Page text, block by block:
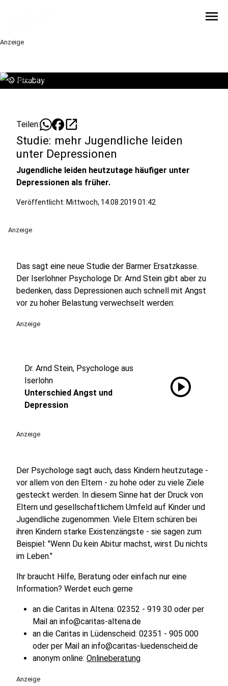
menu
Anzeige
© Pixabay
Teilen: open_in_new
Studie: mehr Jugendliche leiden
unter Depressionen
Jugendliche leiden heutzutage häufiger unter
Depressionen als früher.
Veröffentlicht: Mittwoch, 14.08.2019 01:42
Anzeige
Das sagt eine neue Studie der Barmer Ersatzkasse.
Der Iserlohner Psychologe Dr. Arnd Stein gibt aber zu
bedenken, dass Depressionen auch schnell mit Angst
vor zu hoher Belastung verwechselt werden:
Anzeige
Dr. Arnd Stein, Psychologe aus
Iserlohn
Unterschied Angst und
Depression
play_circle
Anzeige
Der Psychologe sagt auch, dass Kindern heutzutage -
vor allem von den Eltern - zu hohe oder zu viele Ziele
gesteckt werden. In diesem Sinne hat der Druck von
Eltern und gesellschaftlichem Umfeld auf Kinder und
Jugendliche zugenommen. Viele Eltern schüren bei
ihren Kindern starke Existenzängste - sie sagen zum
Beispiel: "Wenn Du kein Abitur machst, wirst Du nichts
im Leben."
Ihr braucht Hilfe, Beratung oder einfach nur eine
Information? Werdet euch gerne
an die Caritas in Altena: 02352 - 919 30 oder per
Mail an info@caritas-altena.de
an die Caritas in Lüdenscheid: 02351 - 905 000
oder per Mail an info@caritas-luedenscheid.de
anonym online: Onlineberatung
Anzeige